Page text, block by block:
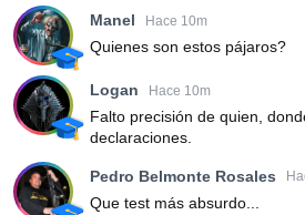
Manel Hace 10m
Quienes son estos pájaros?
Logan Hace 10m
Falto precisión de quien,
declaraciones.
Pedro Belmonte Rosales
Que test más absurdo...